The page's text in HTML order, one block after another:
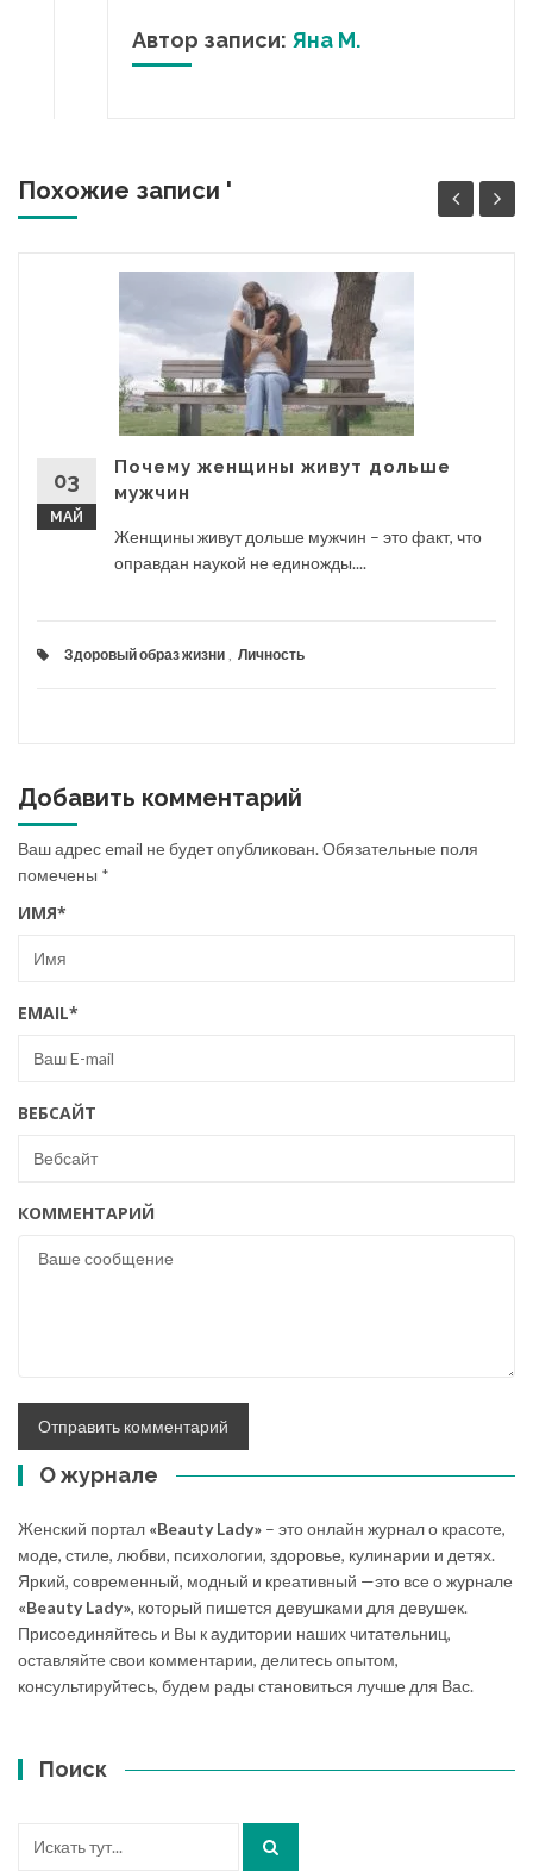
Автор записи: Яна М.
Похожие записи '
03
МАЙ
Почему женщины живут дольше
мужчин
Женщины живут дольше мужчин – это факт, что
оправдан наукой не единожды....
Здоровый образ жизни Личность
Добавить комментарий
Ваш адрес email не будет опубликован.Обязательные поля
помечены *
ИМЯ*
EMAIL*
ВЕБСАЙТ
КОММЕНТАРИЙ
О журнале
Женский портал «Beauty Lady» – это онлайн журнал о красоте,
моде, стиле, любви, психологии, здоровье, кулинарии и детях.
Яркий, современный, модный и креативный —это все о журнале
«Beauty Lady», который пишется девушками для девушек.
Присоединяйтесь и Вы к аудитории наших читательниц,
оставляйте свои комментарии, делитесь опытом,
консультируйтесь, будем рады становиться лучше для Вас.
Поиск